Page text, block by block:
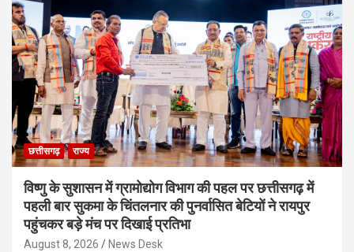
छत्तीसगढ़ राज्य
विष्णु के सुशासन में ग्रामोद्योग विभाग की पहल पर छत्तीसगढ़ में
पहली बार सुकमा के चिंतलनार की पुनर्वासित बेटियों ने रायपुर
पहुंचकर बड़े मंच पर दिखाई प्रतिभा
August 8, 2026 News Desk